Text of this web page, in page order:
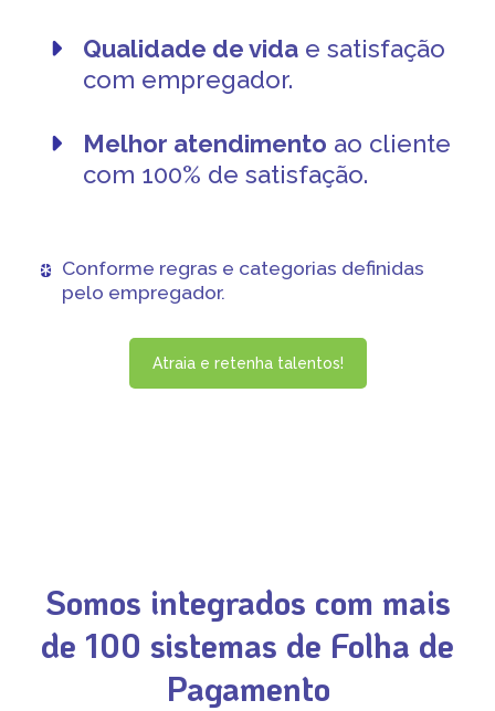
Qualidade de vidae satisfação
com empregador.
Melhor atendimento ao cliente
com 100% de satisfação.
Conforme regras e categorias definidas
pelo empregador.
Atraia e retenha talentos!
Somos integrados com mais
de 100 sistemas de Folha de
Pagamento